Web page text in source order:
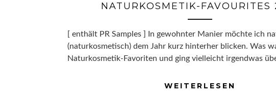
NATURKOSMETIK-FAVOURITES
[ enthält PR Samples ] In gewohnter Manier möchte ich
(naturkosmetisch) dem Jahr kurz hinterher blicken. Was
Naturkosmetik-Favoriten und ging vielleicht irgendwas
WEITERLESEN